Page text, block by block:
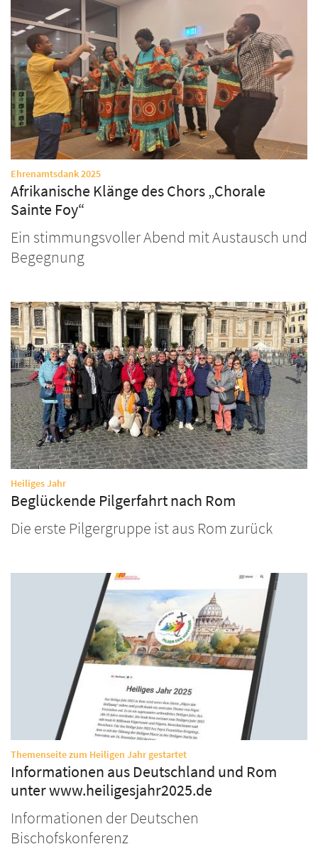
Ehrenamtsdank 2025:
Afrikanische Klänge des Chors „Chorale
Sainte Foy“
Ein stimmungsvoller Abend mit Austausch und
Begegnung
Heiliges Jahr:
Beglückende Pilgerfahrt nach Rom
Die erste Pilgergruppe ist aus Rom zurück
Themenseite zum Heiligen Jahr gestartet:
Informationen aus Deutschland und Rom
unter www.heiligesjahr2025.de
Informationen der Deutschen
Bischofskonferenz